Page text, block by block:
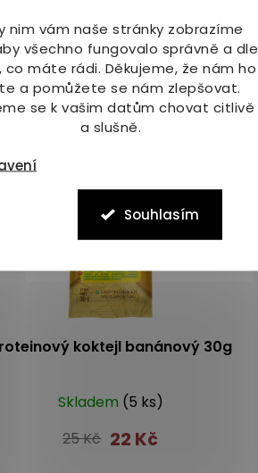
nim vám naše stránky zobrazíme
všechno fungovalo správně a dle
co máte rádi. Děkujeme, že nám ho
a pomůžete se nám zlepšovat.
se k vašim datům chovat citlivě
a slušně.
Souhlasím
by Vás zajímat
koktejl banánový 30g
Skladem (5 ks)
25 Kč 22 Kč